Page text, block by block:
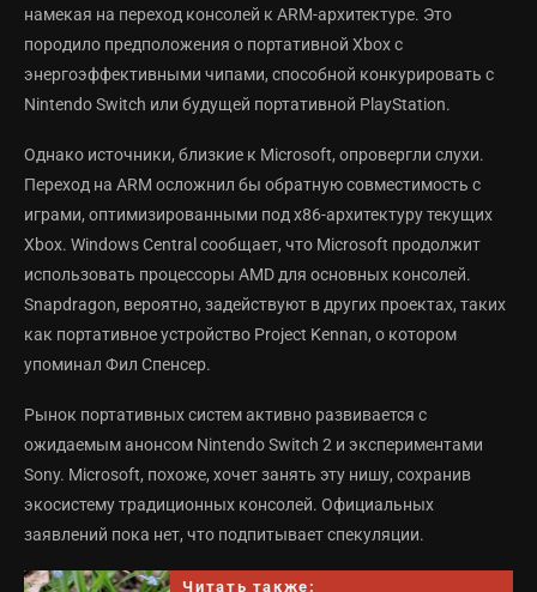
намекая на переход консолей к ARM-архитектуре. Это
породило предположения о портативной Xbox с
энергоэффективными чипами, способной конкурировать с
Nintendo Switch или будущей портативной PlayStation.
Однако источники, близкие к Microsoft, опровергли слухи.
Переход на ARM осложнил бы обратную совместимость с
играми, оптимизированными под x86-архитектуру текущих
Xbox. Windows Central сообщает, что Microsoft продолжит
использовать процессоры AMD для основных консолей.
Snapdragon, вероятно, задействуют в других проектах, таких
как портативное устройство Project Kennan, о котором
упоминал Фил Спенсер.
Рынок портативных систем активно развивается с
ожидаемым анонсом Nintendo Switch 2 и экспериментами
Sony. Microsoft, похоже, хочет занять эту нишу, сохранив
экосистему традиционных консолей. Официальных
заявлений пока нет, что подпитывает спекуляции.
Читать также: